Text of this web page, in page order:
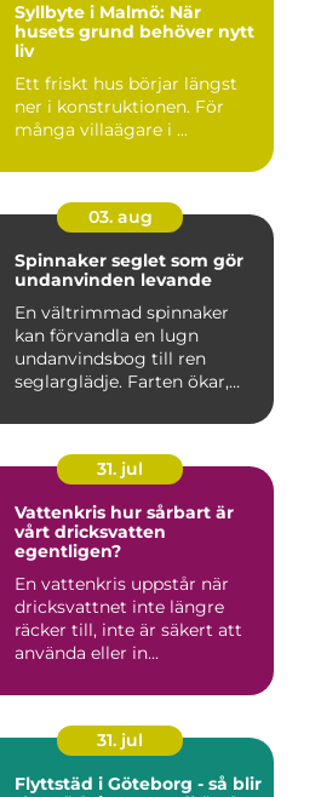
Syllbyte i Malmö: När
husets grund behöver nytt
liv
Ett friskt hus börjar längst
ner i konstruktionen. För
många villaägare i ...
03. aug
Spinnaker seglet som gör
undanvinden levande
En vältrimmad spinnaker
kan förvandla en lugn
undanvindsbog till ren
seglarglädje. Farten ökar,
31. jul
Vattenkris hur sårbart är
vårt dricksvatten
egentligen?
En vattenkris uppstår när
dricksvattnet inte längre
räcker till, inte är säkert att
använda eller in...
31. jul
Flyttstäd i Göteborg - så blir